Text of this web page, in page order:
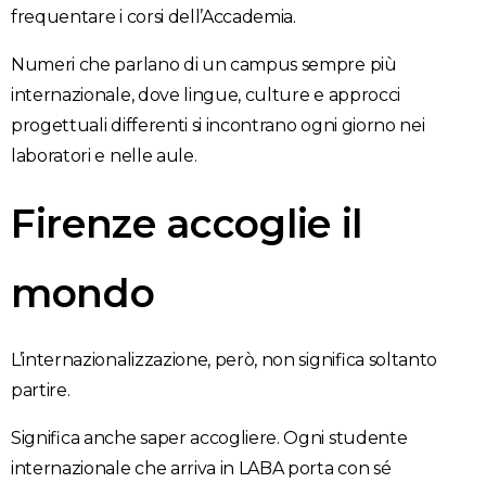
frequentare i corsi dell’Accademia.
Numeri che parlano di un campus sempre più
internazionale, dove lingue, culture e approcci
progettuali differenti si incontrano ogni giorno nei
laboratori e nelle aule.
Firenze accoglie il
mondo
L’internazionalizzazione, però, non significa soltanto
partire.
Significa anche saper accogliere. Ogni studente
internazionale che arriva in LABA porta con sé